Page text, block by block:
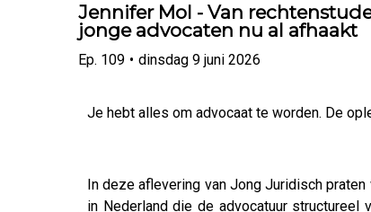
Jennifer Mol - Van
jonge advocaten nu al afhaakt
Ep. 109 • dinsdag 9 juni 2026
Je hebt alles om advocaat te worden. De
In deze aflevering van Jong Juridisch praten
in Nederland die de advocatuur structureel